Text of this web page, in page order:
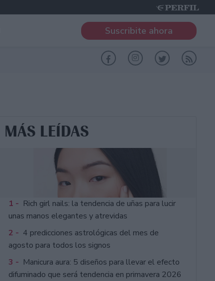
Suscribite ahora
MÁS LEÍDAS
1 - Rich girl nails: la tendencia de uñas para lucir
unas manos elegantes y atrevidas
2 - 4 predicciones astrológicas del mes de
agosto para todos los signos
3 - Manicura aura: 5 diseños para llevar el efecto
difuminado que será tendencia en primavera 2026